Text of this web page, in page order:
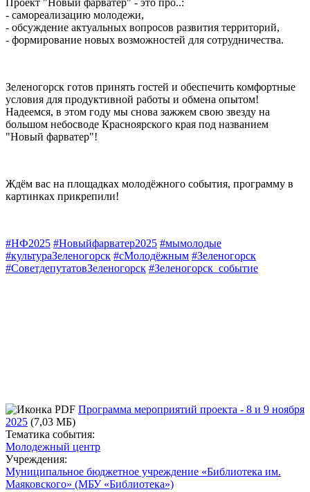
- самореализацию молодежи,
- обсуждение актуальных вопросов развития территорий,
- формирование новых возможностей для сотрудничества.
Зеленогорск готов принять гостей и обеспечить комфортные
условия для продуктивной работы и обмена опытом!
Надеемся, в этом году мы снова зажжем свою звезду на
большом небосводе Красноярского края под названием
"Новый фарватер"!
Ждём вас на площадках молодёжного события, программу в
картинках прикрепили!
#НФ2025 #Новыйфарватер2025 #мымолодые
#культураЗеленогорск #сМолодёжным #Зеленогорск
#СоветдепутатовЗеленогорск #Зеленогорск_событие
Программа мероприятий проекта - 8 и 9 ноября
2025 (7,03 МБ)
Тематика события:
Молодежный центр
Учреждения:
Муниципальное бюджетное учреждение «Библиотека им.
Маяковского» (МБУ «Библиотека»)